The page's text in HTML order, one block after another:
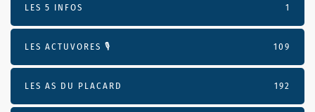
LES 5 INFOS 1
LES ACTUVORES 🎙 109
LES AS DU PLACARD 192